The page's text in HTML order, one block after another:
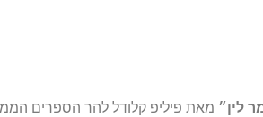
לין״ מאת פיליפ קלודל להר הספרים